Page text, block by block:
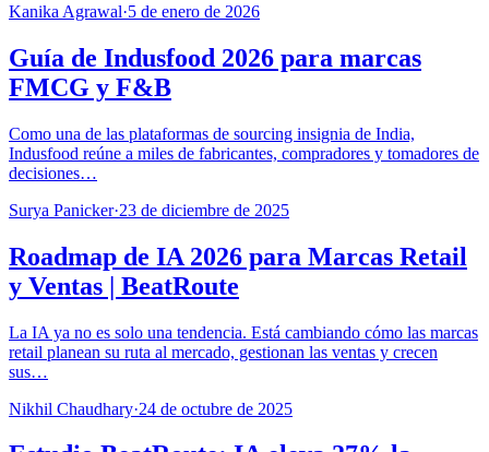
Kanika Agrawal·5 de enero de 2026
Guía de Indusfood 2026 para marcas
FMCG y F&B
Como una de las plataformas de sourcing insignia de India,
Indusfood reúne a miles de fabricantes, compradores y tomadores de
decisiones…
Surya Panicker·23 de diciembre de 2025
Roadmap de IA 2026 para Marcas Retail
y Ventas | BeatRoute
La IA ya no es solo una tendencia. Está cambiando cómo las marcas
retail planean su ruta al mercado, gestionan las ventas y crecen
sus…
Nikhil Chaudhary·24 de octubre de 2025